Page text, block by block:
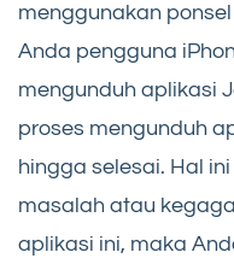
menggunakan
Anda pengguna
mengunduh aplikasi
proses mengunduh
hingga selesai. Hal
masalah atau
aplikasi ini, maka